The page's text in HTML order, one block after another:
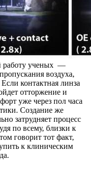
работу ученых —
воздуха,
контактная линза
отторжение и
уже через пол часа
Создание же
затрудняет процесс
по всему, близки к
говорит тот факт,
к клиническим